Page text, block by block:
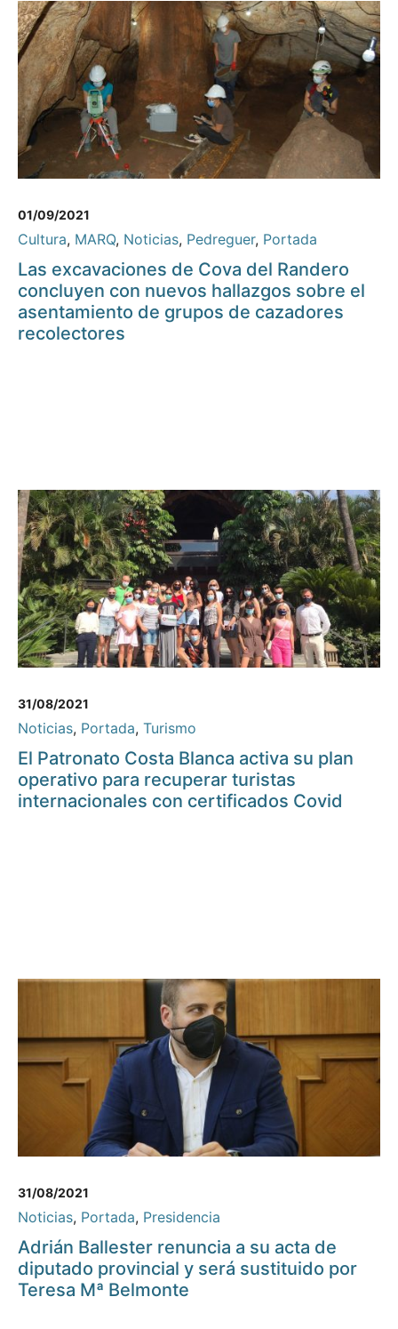
01/09/2021
Cultura, MARQ, Noticias, Pedreguer, Portada
Las excavaciones de Cova del Randero
concluyen con nuevos hallazgos sobre el
asentamiento de grupos de cazadores
recolectores
31/08/2021
Noticias, Portada, Turismo
El Patronato Costa Blanca activa su plan
operativo para recuperar turistas
internacionales con certificados Covid
31/08/2021
Noticias, Portada, Presidencia
Adrián Ballester renuncia a su acta de
diputado provincial y será sustituido por
Teresa Mª Belmonte